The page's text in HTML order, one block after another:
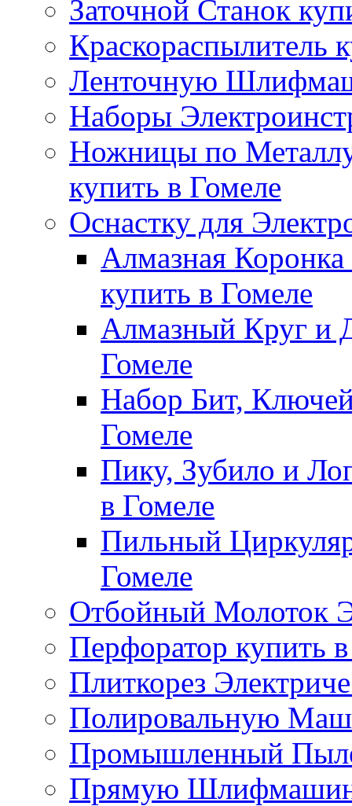
Заточной Станок
Краскораспылитель
Ленточную
Наборы
Ножницы по
купить в Гомеле
Оснастку для
Алмазная
купить в Гомеле
Алмазный Круг и
Гомеле
Набор Бит,
Гомеле
Пику, Зубило и
в Гомеле
Пильный
Гомеле
Отбойный Молоток
Перфоратор купить
Плиткорез
Полировальную
Промышленный
Прямую